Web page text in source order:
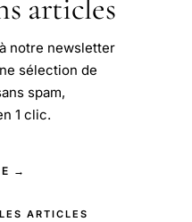
articles
notre newsletter
sélection de
spam,
1 clic.
→
ARTICLES